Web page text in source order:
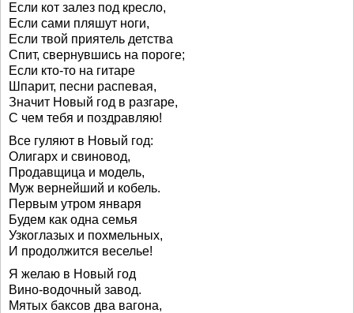
Если кот залез под кресло,
Если сами пляшут ноги,
Если твой приятель детства
Спит, свернувшись на пороге;
Если кто-то на гитаре
Шпарит, песни распевая,
Значит Новый год в разгаре,
С чем тебя и поздравляю!
Все гуляют в Новый год:
Олигарх и свиновод,
Продавщица и модель,
Муж вернейший и кобель.
Первым утром января
Будем как одна семья
Узкоглазых и похмельных,
И продолжится веселье!
Я желаю в Новый год
Вино-водочный завод.
Мятых баксов два вагона,